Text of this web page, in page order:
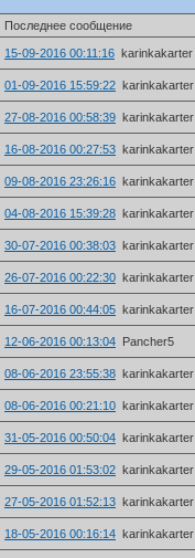
Последнее сообщение
15-09-2016 00:11:16 karinkakarter
01-09-2016 15:59:22 karinkakarter
27-08-2016 00:58:39 karinkakarter
16-08-2016 00:27:53 karinkakarter
09-08-2016 23:26:16 karinkakarter
04-08-2016 15:39:28 karinkakarter
30-07-2016 00:38:03 karinkakarter
26-07-2016 00:22:30 karinkakarter
16-07-2016 00:44:05 karinkakarter
12-06-2016 00:13:04 Pancher5
08-06-2016 23:55:38 karinkakarter
08-06-2016 00:21:10 karinkakarter
31-05-2016 00:50:04 karinkakarter
29-05-2016 01:53:02 karinkakarter
27-05-2016 01:52:13 karinkakarter
18-05-2016 00:16:14 karinkakarter